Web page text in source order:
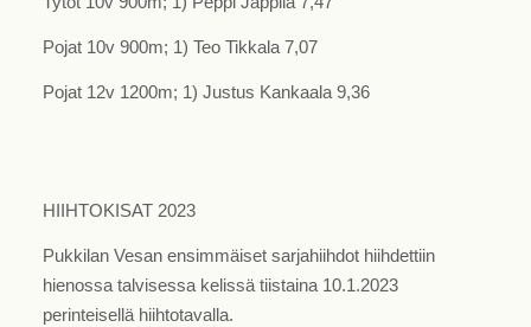
Pojat 10v 900m; 1) Teo Tikkala 7,07
Pojat 12v 1200m; 1) Justus Kankaala 9,36
HIIHTOKISAT 2023
Pukkilan Vesan ensimmäiset sarjahiihdot hiihdettiin
hienossa talvisessa kelissä tiistaina 10.1.2023
perinteisellä hiihtotavalla.